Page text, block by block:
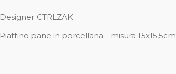
Designer CTRLZAK
Piattino pane in porcellana - misura 15x15,5cm